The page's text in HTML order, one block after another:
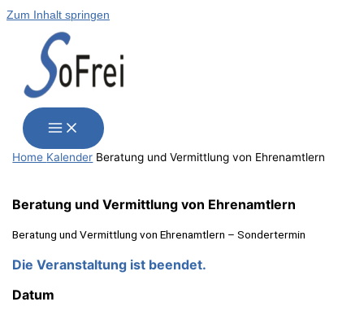
Zum Inhalt springen
Home Kalender Bera­tung und Ver­mitt­lung von Ehrenamtlern
Bera­tung und Ver­mitt­lung von Ehrenamtlern
Bera­tung und Ver­mitt­lung von Ehren­amt­lern – Sondertermin
Die Veranstaltung ist beendet.
Datum